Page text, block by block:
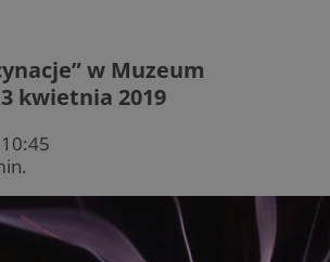
w Muzeum
kwietnia 2019